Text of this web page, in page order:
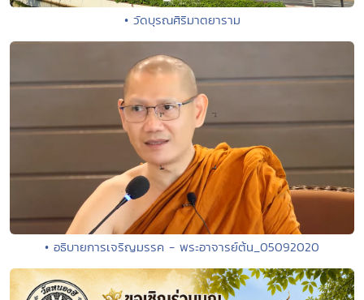
• วัดบุรณศิริมาตยาราม
• อธิบายการเจริญมรรค - พระอาจารย์ต้น_05092020